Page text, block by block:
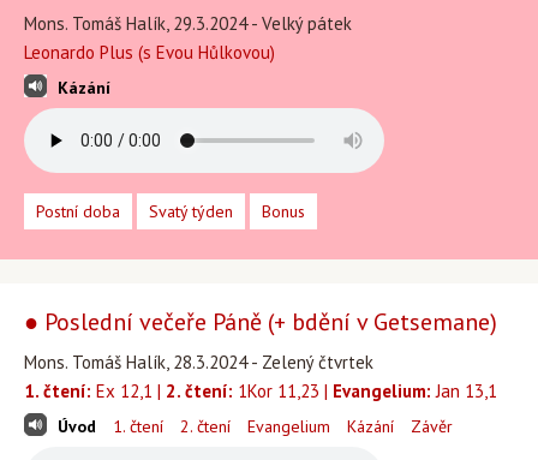
Mons. Tomáš Halík, 29.3.2024 - Velký pátek
Leonardo Plus (s Evou Hůlkovou)
Kázání
Postní doba Svatý týden Bonus
● Poslední večeře Páně (+ bdění v Getsemane)
Mons. Tomáš Halík, 28.3.2024 - Zelený čtvrtek
1. čtení: Ex 12,1 | 2. čtení: 1Kor 11,23 | Evangelium: Jan 13,1
Úvod 1. čtení 2. čtení Evangelium Kázání Závěr